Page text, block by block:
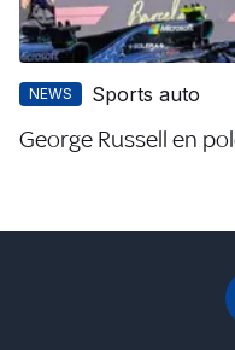
NEWS Sports auto
George Russell en